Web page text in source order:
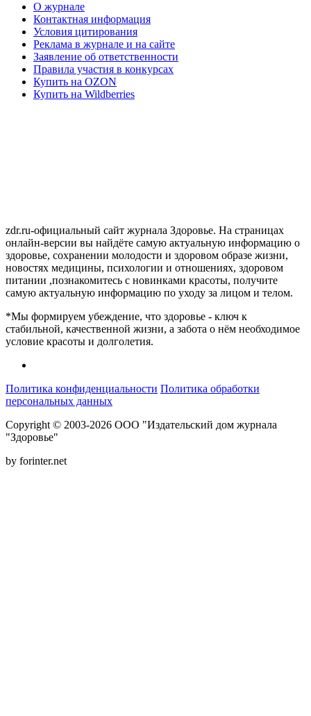
О журнале
Контактная информация
Условия цитирования
Реклама в журнале и на сайте
Заявление об ответственности
Правила участия в конкурсах
Купить на OZON
Купить на Wildberries
zdr.ru-официальный сайт журнала Здоровье. На страницах
онлайн-версии вы найдёте самую актуальную информацию о
здоровье, сохранении молодости и здоровом образе жизни,
новостях медицины, психологии и отношениях, здоровом
питании ,познакомитесь с новинками красоты, получите
самую актуальную информацию по уходу за лицом и телом.
*Мы формируем убеждение, что здоровье - ключ к
стабильной, качественной жизни, а забота о нём необходимое
условие красоты и долголетия.
Политика конфиденциальности Политика обработки
персональных данных
Copyright © 2003-2026 ООО "Издательский дом журнала
"Здоровье"
by forinter.net